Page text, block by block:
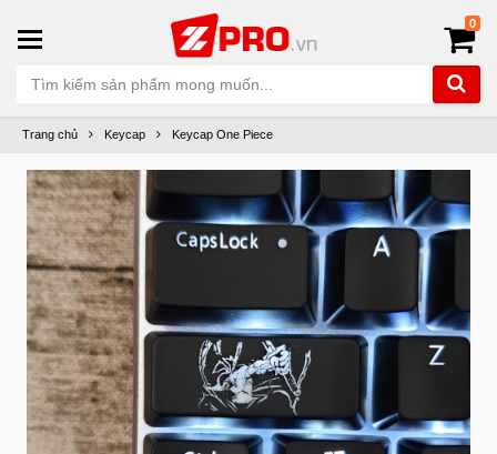
0
Trang chủ Keycap Keycap One Piece